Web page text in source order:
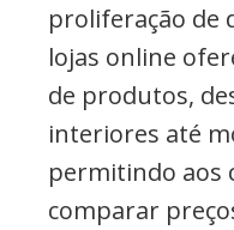
proliferação de
lojas online
de produtos,
interiores até
permitindo aos
comparar